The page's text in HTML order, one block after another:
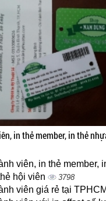
in thẻ member, in thẻ
viên, in thẻ member,
hội viên
3798
viên giá rẻ tại TPHCM